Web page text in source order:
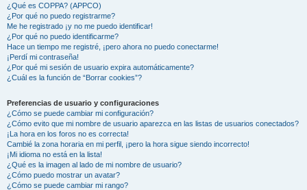
¿Qué es COPPA? (APPCO)
¿Por qué no puedo registrarme?
Me he registrado ¡y no me puedo identificar!
¿Por qué no puedo identificarme?
Hace un tiempo me registré, ¡pero ahora no puedo conectarme!
¡Perdí mi contraseña!
¿Por qué mi sesión de usuario expira automáticamente?
¿Cuál es la función de “Borrar cookies”?
Preferencias de usuario y configuraciones
¿Cómo se puede cambiar mi configuración?
¿Cómo evito que mi nombre de usuario aparezca en las listas de usuarios conectados?
¡La hora en los foros no es correcta!
Cambié la zona horaria en mi perfil, ¡pero la hora sigue siendo incorrecto!
¡Mi idioma no está en la lista!
¿Qué es la imagen al lado de mi nombre de usuario?
¿Cómo puedo mostrar un avatar?
¿Cómo se puede cambiar mi rango?